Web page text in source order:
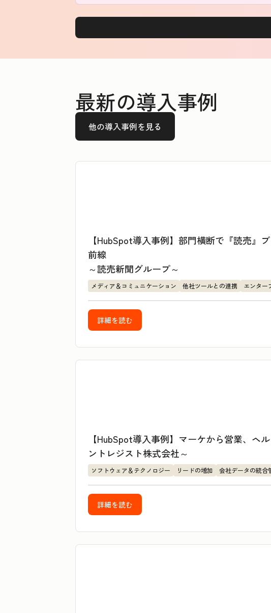
最新の導入事例
他の導入事例を見る
【HubSpot導入事例】部門横断で『読売
前線
～読売新聞グループ～
メディア＆コミュニケーション 他社ツールとの連携 エンター
詳細を読む
【HubSpot導入事例】マーケから営業、
ントレジスト株式会社～
ソフトウェア＆テクノロジー リードの増加 会社データの統合
詳細を読む